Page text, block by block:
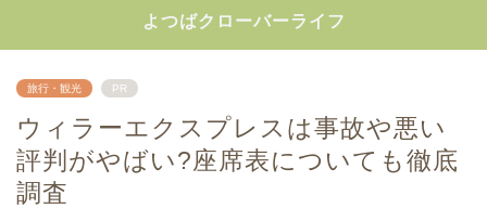
よつばクローバーライフ
旅行・観光 PR
ウィラーエクスプレスは事故や悪い
評判がやばい?座席表についても徹底
調査